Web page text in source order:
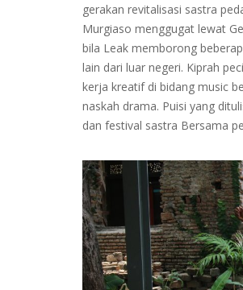
gerakan revitalisasi sastra
Murgiaso menggugat lewat
bila Leak memborong
lain dari luar negeri. Kiprah
kerja kreatif di bidang music
naskah drama. Puisi yang
dan festival sastra Bersama